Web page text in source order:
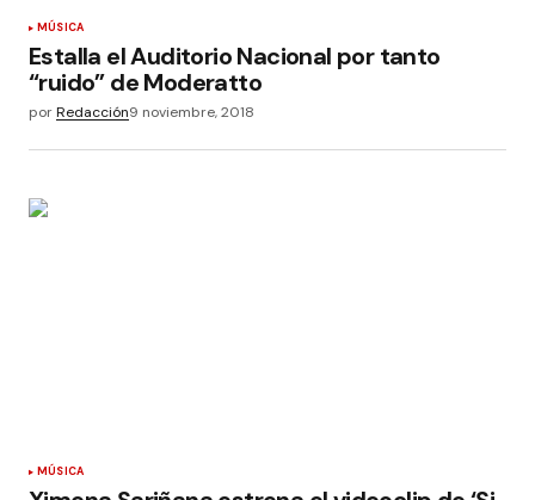
MÚSICA
Estalla el Auditorio Nacional por tanto
“ruido” de Moderatto
porRedacción9 noviembre, 2018
MÚSICA